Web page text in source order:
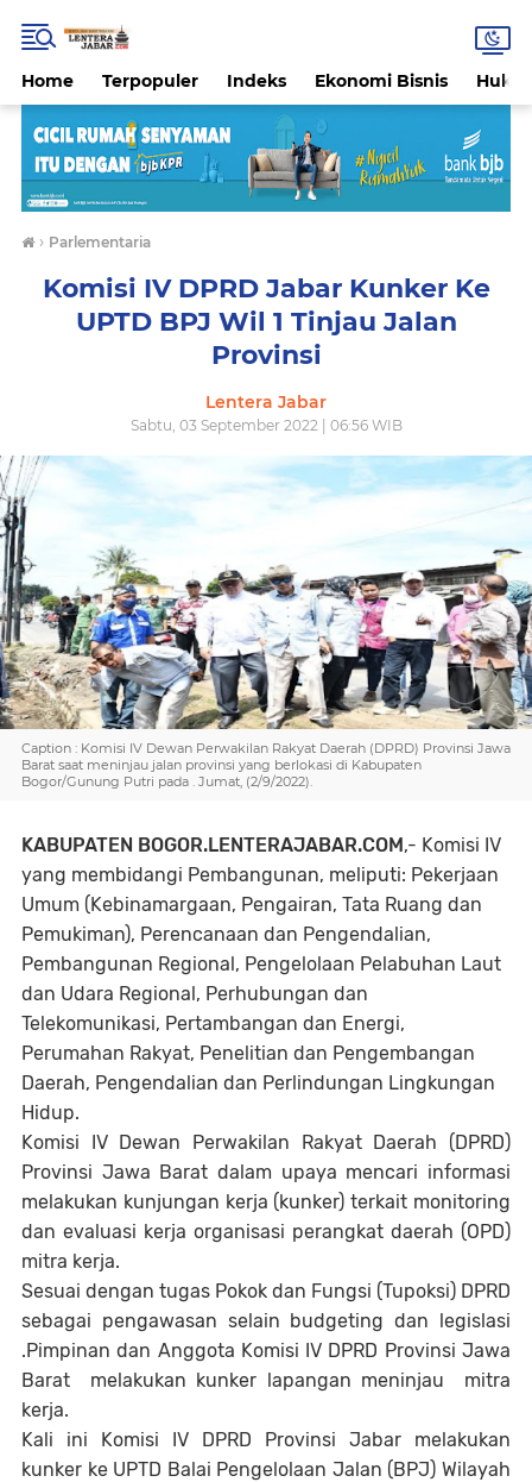
Home Terpopuler Indeks Ekonomi Bisnis
› Parlementaria
Komisi IV DPRD Jabar Kunker Ke
UPTD BPJ Wil 1 Tinjau Jalan
Provinsi
Lentera Jabar
Sabtu, 03 September 2022 | 06:56 WIB
Caption : Komisi IV Dewan Perwakilan Rakyat Daerah (DPRD) Provinsi Jawa
Barat saat meninjau jalan provinsi yang berlokasi di Kabupaten
Bogor/Gunung Putri pada . Jumat, (2/9/2022).
KABUPATEN BOGOR.LENTERAJABAR.COM,- Komisi IV
yang membidangi Pembangunan, meliputi: Pekerjaan
Umum (Kebinamargaan, Pengairan, Tata Ruang dan
Pemukiman), Perencanaan dan Pengendalian,
Pembangunan Regional, Pengelolaan Pelabuhan Laut
dan Udara Regional, Perhubungan dan
Telekomunikasi, Pertambangan dan Energi,
Perumahan Rakyat, Penelitian dan Pengembangan
Daerah, Pengendalian dan Perlindungan Lingkungan
Hidup.
Komisi IV Dewan Perwakilan Rakyat Daerah (DPRD)
Provinsi Jawa Barat dalam upaya mencari informasi
melakukan kunjungan kerja (kunker) terkait monitoring
dan evaluasi kerja organisasi perangkat daerah (OPD)
mitra kerja.
Sesuai dengan tugas Pokok dan Fungsi (Tupoksi) DPRD
sebagai pengawasan selain budgeting dan legislasi
.Pimpinan dan Anggota Komisi IV DPRD Provinsi Jawa
Barat melakukan kunker lapangan meninjau mitra
kerja.
Kali ini Komisi IV DPRD Provinsi Jabar melakukan
kunker ke UPTD Balai Pengelolaan Jalan (BPJ) Wilayah